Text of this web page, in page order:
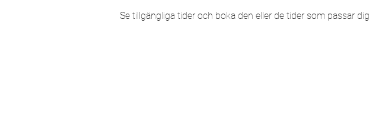
Se tillgängliga tider och boka den eller de tider som passar dig